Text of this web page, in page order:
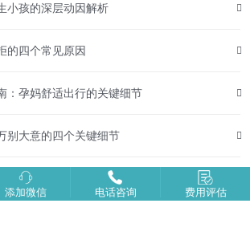
小孩的深层动因解析
的四个常见原因
：孕妈舒适出行的关键细节
别大意的四个关键细节
首选洛杉矶
添加微信 电话咨询 费用评估